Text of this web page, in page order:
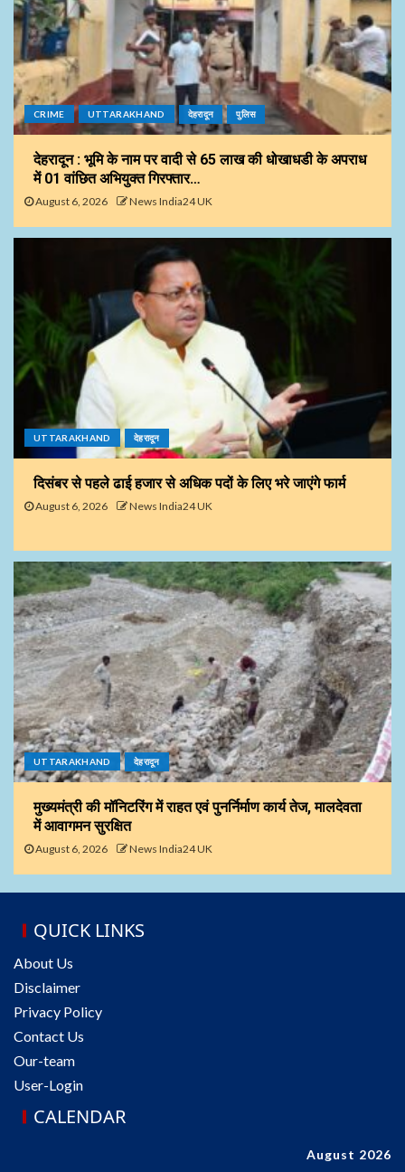
CRIME UTTARAKHAND देहरादून पुलिस
देहरादून : भूमि के नाम पर वादी से 65 लाख की धोखाधडी के अपराध
में 01 वांछित अभियुक्त गिरफ्तार…
August 6, 2026 News India24 UK
UTTARAKHAND देहरादून
दिसंबर से पहले ढाई हजार से अधिक पदों के लिए भरे जाएंगे फार्म
August 6, 2026 News India24 UK
UTTARAKHAND देहरादून
मुख्यमंत्री की मॉनिटरिंग में राहत एवं पुनर्निर्माण कार्य तेज, मालदेवता
में आवागमन सुरक्षित
August 6, 2026 News India24 UK
QUICK LINKS
About Us
Disclaimer
Privacy Policy
Contact Us
Our-team
User-Login
CALENDAR
August 2026